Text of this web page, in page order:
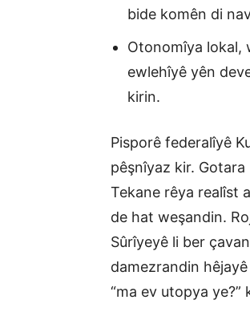
bide komên di
Otonomîya lokal,
ewlehîyê yên
kirin.
Pisporê federalîyê
pêşnîyaz kir.
Tekane rêya realîst
de hat weşandin.
Sûrîyeyê li ber
damezrandin
“ma ev utopya ye?”